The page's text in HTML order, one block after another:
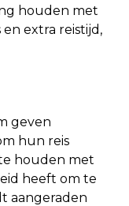
houden met
extra reistijd,
geven
hun reis
houden met
heeft om te
aangeraden